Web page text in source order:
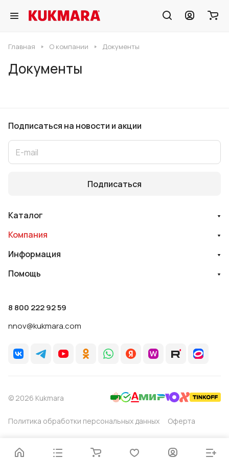
Главная О компании Документы
Документы
Подписаться на новости и акции
Подписаться
Каталог
Компания
Информация
Помощь
8 800 222 92 59
nnov@kukmara.com
© 2026 Kukmara
Политика обработки персональных данных Оферта